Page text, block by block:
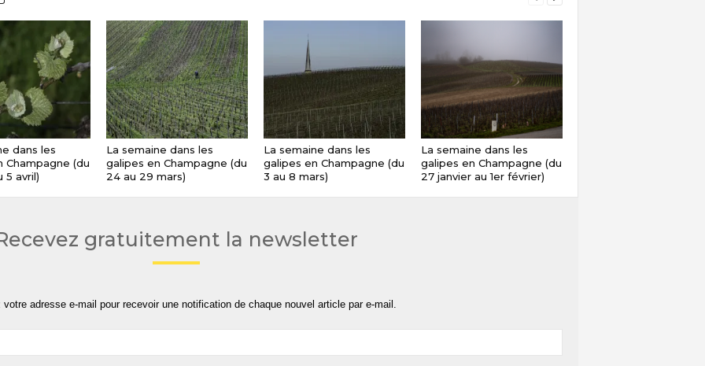
dans les
Champagne (du
5 avril)
La semaine dans les
galipes en Champagne (du
24 au 29 mars)
La semaine dans les
galipes en Champagne (du
3 au 8 mars)
La semaine dans les
galipes en Champagne (du
27 janvier au 1er février)
gratuitement la newsletter
adresse e-mail pour recevoir une notification de chaque nouvel article par e-mail.